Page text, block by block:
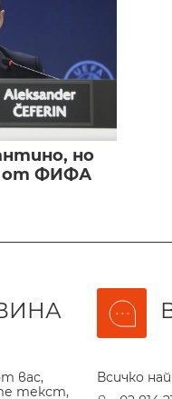
но
от ФИФА
вас,
текст,
Всичко